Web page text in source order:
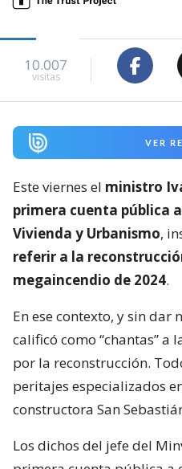
10.007
visitas
VER
Este viernes el ministro
primera cuenta pública
Vivienda y Urbanismo,
referir a la
megaincendio de 2024.
En ese contexto, y sin dar
calificó como “chantas” a
por la reconstrucción.
peritajes especializados
constructora San
Los dichos del jefe del